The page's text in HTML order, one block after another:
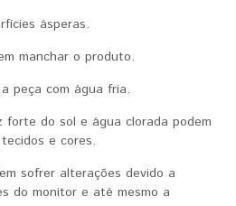
ásperas.
manchar o produto.
peça com água fria.
forte do sol e água clorada podem
e cores.
sofrer alterações devido a
do monitor e até mesmo a